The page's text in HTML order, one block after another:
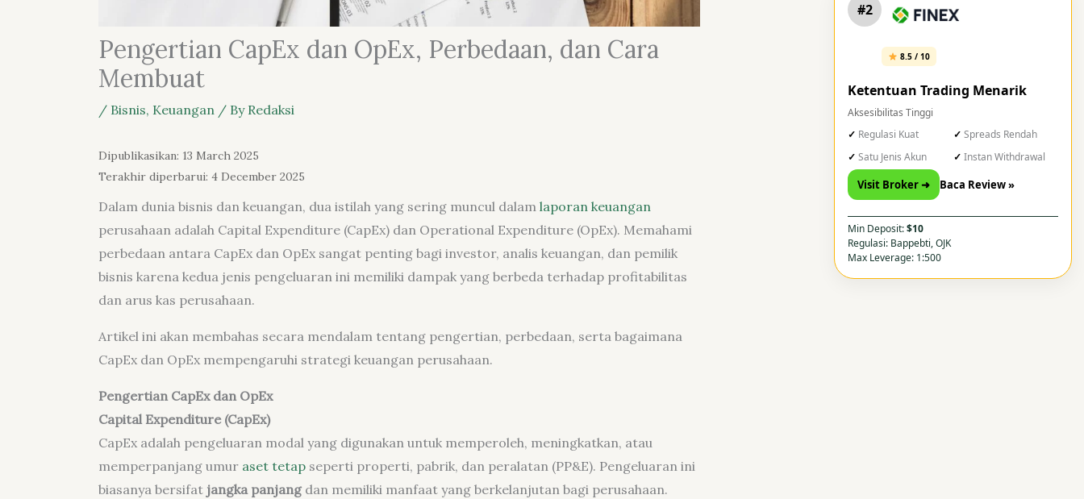
Pengertian CapEx dan OpEx, Perbedaan, dan Cara
Membuat
/ Bisnis, Keuangan/ By Redaksi
Dipublikasikan: 13 March 2025
Terakhir diperbarui: 4 December 2025
Dalam dunia bisnis dan keuangan, dua istilah yang sering muncul dalam laporan keuangan
perusahaan adalah Capital Expenditure (CapEx) dan Operational Expenditure (OpEx). Memahami
perbedaan antara CapEx dan OpEx sangat penting bagi investor, analis keuangan, dan pemilik
bisnis karena kedua jenis pengeluaran ini memiliki dampak yang berbeda terhadap profitabilitas
dan arus kas perusahaan.
Artikel ini akan membahas secara mendalam tentang pengertian, perbedaan, serta bagaimana
CapEx dan OpEx mempengaruhi strategi keuangan perusahaan.
Pengertian CapEx dan OpEx
Capital Expenditure (CapEx)
CapEx adalah pengeluaran modal yang digunakan untuk memperoleh, meningkatkan, atau
memperpanjang umur aset tetapseperti properti, pabrik, dan peralatan (PP&E). Pengeluaran ini
biasanya bersifat jangka panjangdan memiliki manfaat yang berkelanjutan bagi perusahaan.
#2
8.5 / 10
Ketentuan Trading Menarik
Aksesibilitas Tinggi
Regulasi Kuat
Spreads Rendah
Satu Jenis Akun
Instan Withdrawal
Visit Broker ➜ Baca Review »
Min Deposit:$10
Regulasi: Bappebti, OJK
Max Leverage: 1:500